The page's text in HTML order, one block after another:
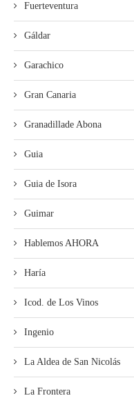
Fuerteventura
Gáldar
Garachico
Gran Canaria
Granadillade Abona
Guia
Guia de Isora
Guimar
Hablemos AHORA
Haría
Icod. de Los Vinos
Ingenio
La Aldea de San Nicolás
La Frontera